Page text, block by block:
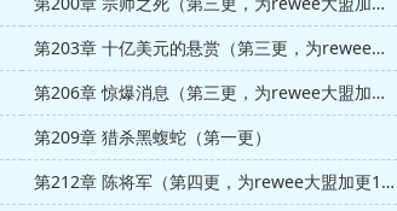
第203章 十亿美元的悬赏（第三更，为rewee大盟加更8/12）
第206章 惊爆消息（第三更，为rewee大盟加更9/12）
第209章 猎杀黑蝮蛇（第一更）
第212章 陈将军（第四更，为rewee大盟加更11/12）